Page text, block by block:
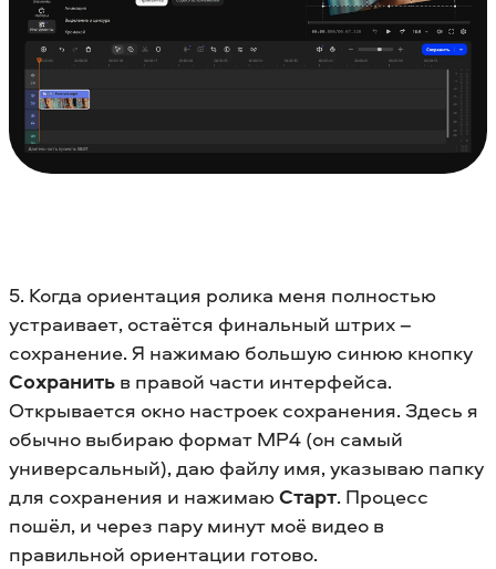
5. Когда ориентация ролика меня полностью
устраивает, остаётся финальный штрих –
сохранение. Я нажимаю большую синюю кнопку
Сохранить в правой части интерфейса.
Открывается окно настроек сохранения. Здесь я
обычно выбираю формат MP4 (он самый
универсальный), даю файлу имя, указываю папку
для сохранения и нажимаю Старт. Процесс
пошёл, и через пару минут моё видео в
правильной ориентации готово.